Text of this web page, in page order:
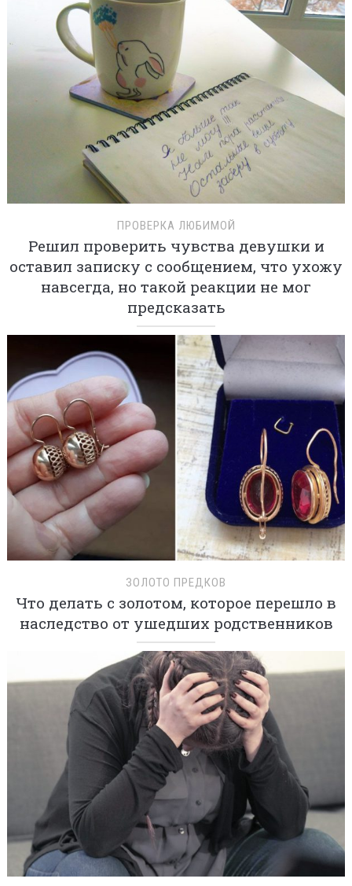
ПРОВЕРКА ЛЮБИМОЙ
Решил проверить чувства девушки и
оставил записку с сообщением, что ухожу
навсегда, но такой реакции не мог
предсказать
ЗОЛОТО ПРЕДКОВ
Что делать с золотом, которое перешло в
наследство от ушедших родственников